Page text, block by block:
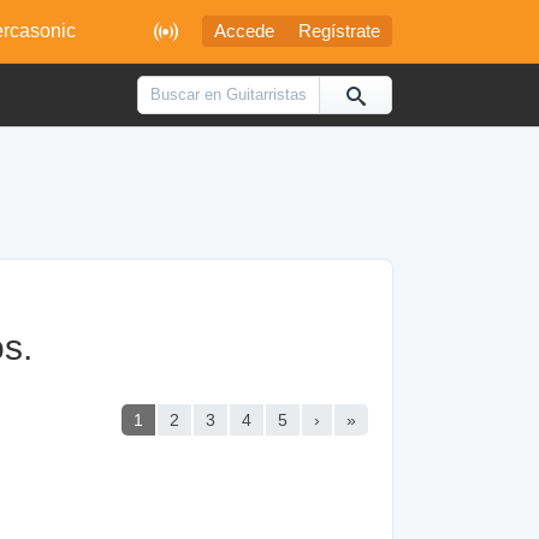
 Accede Regístrate
1 2 3 4 5 › »